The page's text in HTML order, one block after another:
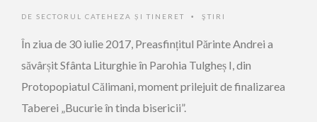
DE SECTORUL CATEHEZA ȘI TINERET • ŞTIRI
În ziua de 30 iulie 2017, Preasfințitul Părinte Andrei a
săvârșit Sfânta Liturghie în Parohia Tulgheș I, din
Protopopiatul Călimani, moment prilejuit de finalizarea
Taberei „Bucurie în tinda bisericii”.